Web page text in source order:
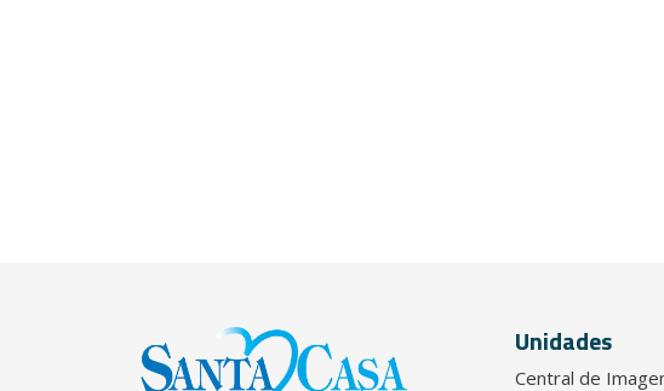
Unidades
Central de